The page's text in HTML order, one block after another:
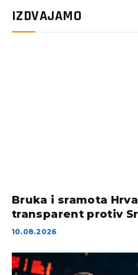
IZDVAJAMO
Bruka i sramota
transparent protiv
10.08.2026